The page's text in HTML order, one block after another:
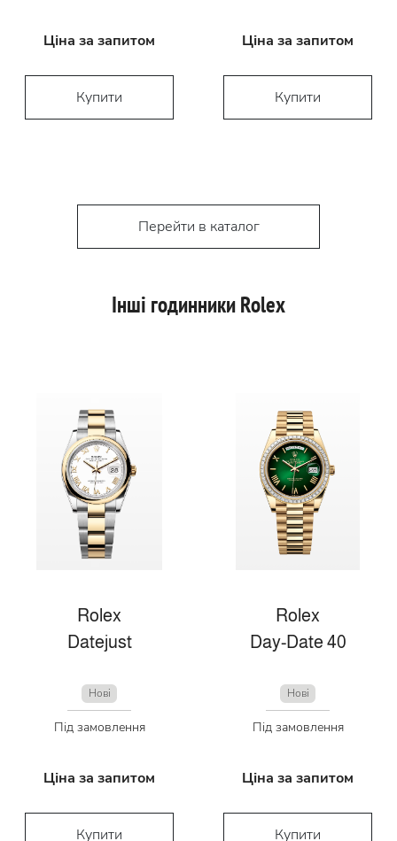
Ціна за запитом
Купити
Ціна за запитом
Купити
Перейти в каталог
Інші годинники Rolex
Rolex
Datejust
Нові
Під замовлення
Ціна за запитом
Купити
Rolex
Day-Date 40
Нові
Під замовлення
Ціна за запитом
Купити